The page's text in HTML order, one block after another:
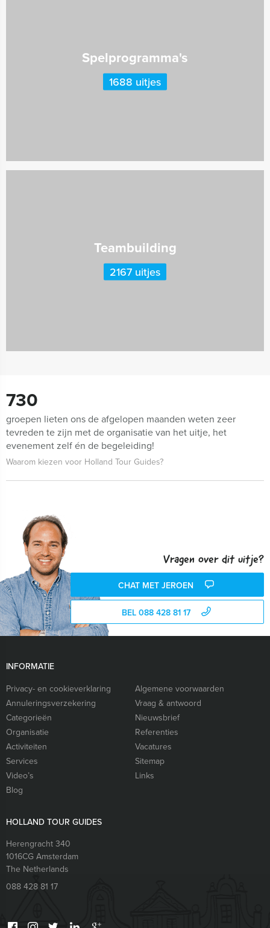
Spelprogramma's
1688 uitjes
Teambuilding
2167 uitjes
730
groepen lieten ons de afgelopen maanden weten zeer
tevreden te zijn met de organisatie van het uitje, het
evenement zelf én de begeleiding!
Waarom kiezen voor Holland Tour Guides?
Vragen over dit uitje?
CHAT MET JEROEN
BEL 088 428 81 17
INFORMATIE
Privacy- en cookieverklaring
Algemene voorwaarden
Annuleringsverzekering
Vraag & antwoord
Categorieën
Nieuwsbrief
Organisatie
Referenties
Activiteiten
Vacatures
Services
Sitemap
Video’s
Links
Blog
HOLLAND TOUR GUIDES
Herengracht 340
1016CG Amsterdam
The Netherlands
088 428 81 17